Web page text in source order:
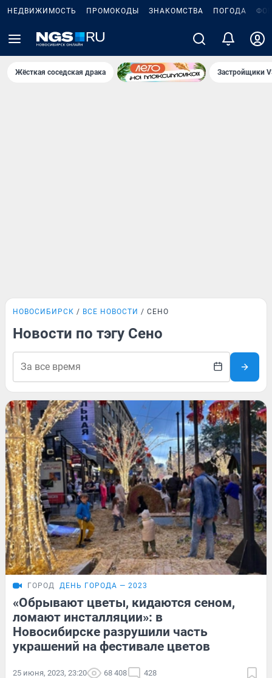
НЕДВИЖИМОСТЬ ПРОМОКОДЫ ЗНАКОМСТВА ПОГОДА
Жёсткая соседская драка Застройщики
НОВОСИБИРСК ВСЕ НОВОСТИ СЕНО
Новости по тэгу Сено
ГОРОД ДЕНЬ ГОРОДА — 2023
«Обрывают цветы, кидаются сеном,
ломают инсталляции»: в
Новосибирске разрушили часть
украшений на фестивале цветов
25 июня, 2023, 23:20 68 408 428